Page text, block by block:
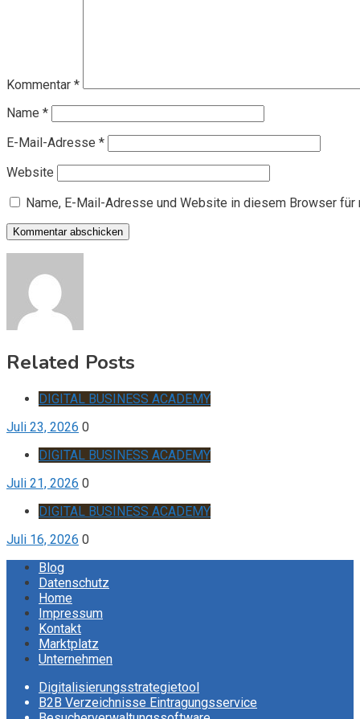
Kommentar *
Name *
E-Mail-Adresse *
Website
Name, E-Mail-Adresse und Website in diesem Browser
Related Posts
DIGITAL BUSINESS ACADEMY
Juli 23, 2026 0
DIGITAL BUSINESS ACADEMY
Juli 21, 2026 0
DIGITAL BUSINESS ACADEMY
Juli 16, 2026 0
Blog
Datenschutz
Home
Impressum
Kontakt
Marktplatz
Unternehmen
Digitalisierungsstrategietool
B2B Verzeichnisse Eintragungsservice